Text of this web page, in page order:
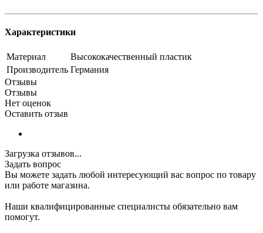
Характеристики
Материал
Высококачественный пластик
Производитель Германия
Отзывы
Отзывы
Нет оценок
Оставить отзыв
Загрузка отзывов...
Задать вопрос
Вы можете задать любой интересующий вас вопрос по товару
или работе магазина.
Наши квалифицированные специалисты обязательно вам
помогут.